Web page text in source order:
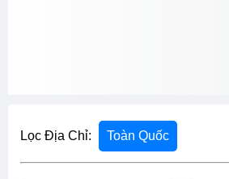
Lọc Địa Chỉ: Toàn Quốc